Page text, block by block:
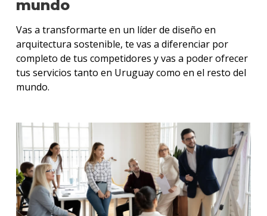
mundo
Vas a transformarte en un líder de diseño en
arquitectura sostenible, te vas a diferenciar por
completo de tus competidores y vas a poder ofrecer
tus servicios tanto en Uruguay como en el resto del
mundo.